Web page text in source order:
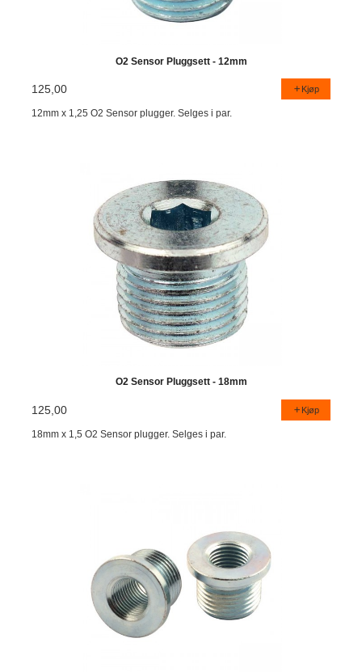
O2 Sensor Pluggsett - 12mm
125,00 Kjøp
12mm x 1,25 O2 Sensor plugger. Selges i par.
O2 Sensor Pluggsett - 18mm
125,00 Kjøp
18mm x 1,5 O2 Sensor plugger. Selges i par.